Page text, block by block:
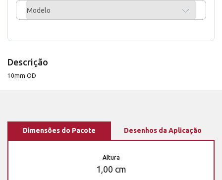
Modelo
Descrição
10mm OD
Dimensões do Pacote Desenhos da Aplicação
Altura
1,00 cm